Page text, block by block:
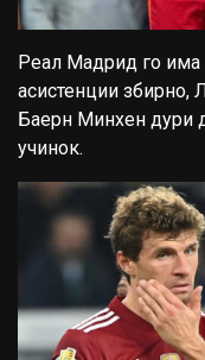
Реал Мадрид го има
асистенции збирно,
Баерн Минхен дури
учинок.